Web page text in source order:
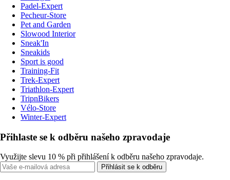
Padel-Expert
Pecheur-Store
Pet and Garden
Slowood Interior
Sneak'In
Sneakids
Sport is good
Training-Fit
Trek-Expert
Triathlon-Expert
TripnBikers
Vélo-Store
Winter-Expert
Přihlaste se k odběru našeho zpravodaje
Využijte slevu 10 % při přihlášení k odběru našeho zpravodaje.
Přihlásit se k odběru